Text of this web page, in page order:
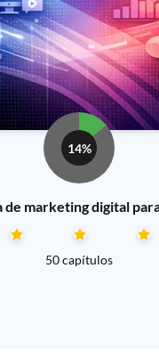
14%
de marketing digital
50 capítulos